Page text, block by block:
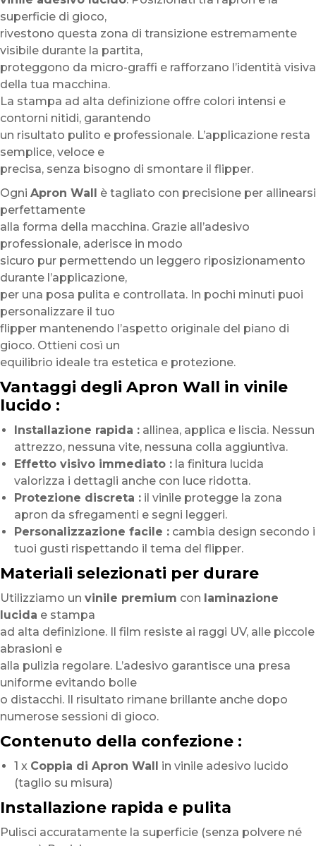
superficie di gioco,
rivestono questa zona di transizione estremamente
visibile durante la partita,
proteggono da micro-graffi e rafforzano l’identità visiva
della tua macchina.
La stampa ad alta definizione offre colori intensi e
contorni nitidi, garantendo
un risultato pulito e professionale. L’applicazione resta
semplice, veloce e
precisa, senza bisogno di smontare il flipper.
Ogni Apron Wall è tagliato con precisione per allinearsi
perfettamente
alla forma della macchina. Grazie all’adesivo
professionale, aderisce in modo
sicuro pur permettendo un leggero riposizionamento
durante l’applicazione,
per una posa pulita e controllata. In pochi minuti puoi
personalizzare il tuo
flipper mantenendo l’aspetto originale del piano di
gioco. Ottieni così un
equilibrio ideale tra estetica e protezione.
Vantaggi degli Apron Wall in vinile
lucido :
Installazione rapida : allinea, applica e liscia. Nessun
attrezzo, nessuna vite, nessuna colla aggiuntiva.
Effetto visivo immediato : la finitura lucida
valorizza i dettagli anche con luce ridotta.
Protezione discreta : il vinile protegge la zona
apron da sfregamenti e segni leggeri.
Personalizzazione facile : cambia design secondo i
tuoi gusti rispettando il tema del flipper.
Materiali selezionati per durare
Utilizziamo un vinile premium con laminazione
lucida e stampa
ad alta definizione. Il film resiste ai raggi UV, alle piccole
abrasioni e
alla pulizia regolare. L’adesivo garantisce una presa
uniforme evitando bolle
o distacchi. Il risultato rimane brillante anche dopo
numerose sessioni di gioco.
Contenuto della confezione :
1 x Coppia di Apron Wall in vinile adesivo lucido
(taglio su misura)
Installazione rapida e pulita
Pulisci accuratamente la superficie (senza polvere né